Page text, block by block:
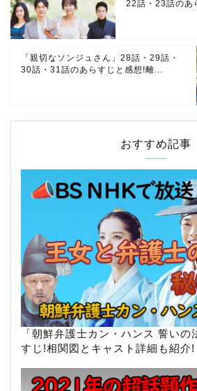
22話・23話のあ
「親切なソンジュさん」28話・29話・
30話・31話のあらすじと感想!離...
おすすめ記事
「朝鮮弁護士カン・ハンス 誓いの
すじ!相関図とキャスト詳細も紹介!